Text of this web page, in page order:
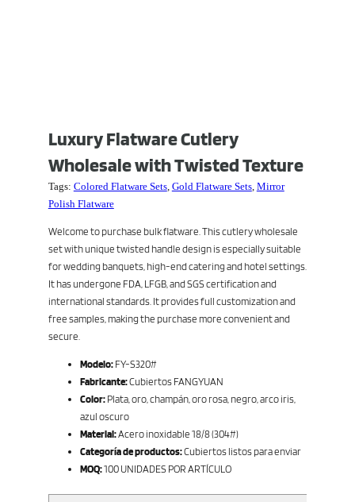
Luxury Flatware Cutlery
Wholesale with Twisted Texture
Tags: Colored Flatware Sets, Gold Flatware Sets, Mirror
Polish Flatware
Welcome to purchase bulk flatware. This cutlery wholesale
set with unique twisted handle design is especially suitable
for wedding banquets, high-end catering and hotel settings.
It has undergone FDA, LFGB, and SGS certification and
international standards. It provides full customization and
free samples, making the purchase more convenient and
secure.
Modelo:FY-S320#
Fabricante:Cubiertos FANGYUAN
Color:Plata, oro, champán, oro rosa, negro, arco iris,
azul oscuro
Material:Acero inoxidable 18/8 (304#)
Categoría de productos:Cubiertos listos para enviar
MOQ:100 UNIDADES POR ARTÍCULO